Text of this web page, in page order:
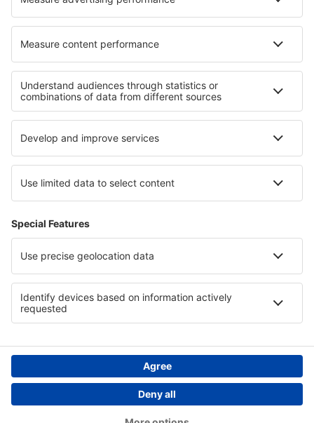
Cazare Murtas Cazare în Neuburg an der Donau
Cazare în Sellano Cazare Longueval
Cele mai bune locuri de cazare - regiuni
Cazare in Masuria Cazare Vidin province
Cazare in Parcul Național Poleski Cazare in Zacatecas